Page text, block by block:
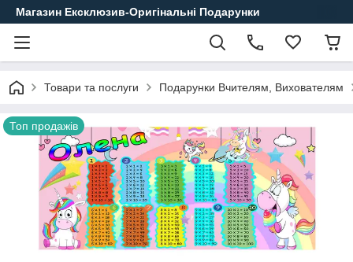
Магазин Ексклюзив-Оригінальні Подарунки
Товари та послуги Подарунки Вчителям, Вихователям
Топ продажів